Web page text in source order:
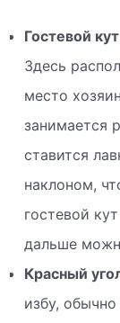
Гостевой кут
Здесь
место
занимается
ставится
наклоном,
гостевой
дальше
Красный
избу,